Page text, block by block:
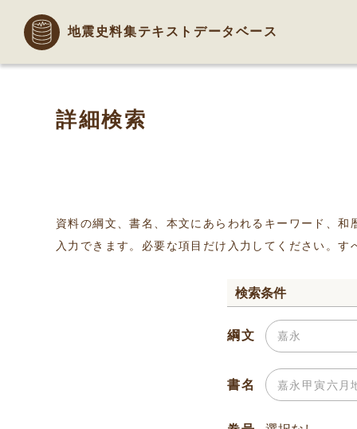
地震史料集テキストデータベース
詳細検索
資料の綱文、書名、本文にあらわれるキーワード、
入力できます。必要な項目だけ入力してください。
検索条件
綱文
書名